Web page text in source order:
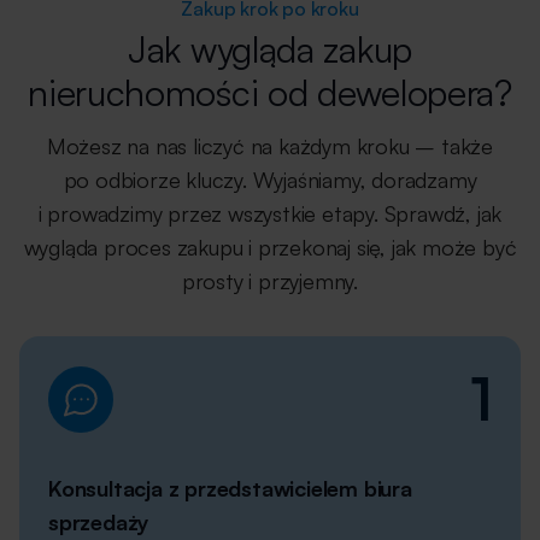
Zakup krok po kroku
Jak wygląda zakup
nieruchomości od dewelopera?
Możesz na nas liczyć na każdym kroku – także
po odbiorze kluczy. Wyjaśniamy, doradzamy
i prowadzimy przez wszystkie etapy. Sprawdź, jak
wygląda proces zakupu i przekonaj się, jak może być
prosty i przyjemny.
1
Konsultacja z przedstawicielem biura
sprzedaży